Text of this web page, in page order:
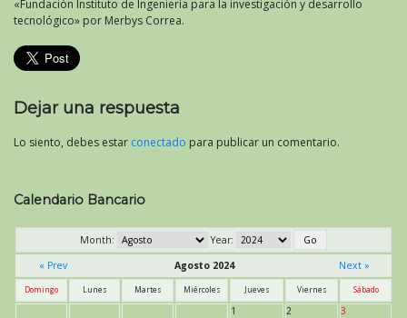
«Fundación Instituto de Ingeniería para la investigación y desarrollo
tecnológico» por Merbys Correa.
Dejar una respuesta
Lo siento, debes estar conectado para publicar un comentario.
Calendario Bancario
Month:
Year:
« Prev
Agosto 2024 Next »
Domingo Lunes Martes Miércoles Jueves Viernes Sábado
1 2 3